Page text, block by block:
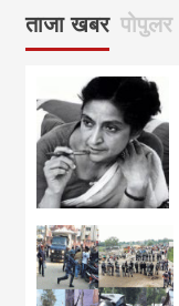
ताजा खबर पोपुलर